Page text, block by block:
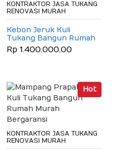
KONTRAKTOR JASA TUKANG
RENOVASI MURAH
Kebon Jeruk Kuli
Tukang Bangun Rumah
Murah Bergaransi
Rp 1.400.000,00
Hot
KONTRAKTOR JASA TUKANG
RENOVASI MURAH